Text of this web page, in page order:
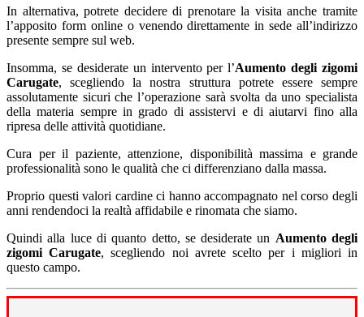
In alternativa, potrete decidere di prenotare la visita anche tramite
l’apposito form online o venendo direttamente in sede all’indirizzo
presente sempre sul web.
Insomma, se desiderate un intervento per l’Aumento degli zigomi
Carugate, scegliendo la nostra struttura potrete essere sempre
assolutamente sicuri che l’operazione sarà svolta da uno specialista
della materia sempre in grado di assistervi e di aiutarvi fino alla
ripresa delle attività quotidiane.
Cura per il paziente, attenzione, disponibilità massima e grande
professionalità sono le qualità che ci differenziano dalla massa.
Proprio questi valori cardine ci hanno accompagnato nel corso degli
anni rendendoci la realtà affidabile e rinomata che siamo.
Quindi alla luce di quanto detto, se desiderate un Aumento degli
zigomi Carugate, scegliendo noi avrete scelto per i migliori in
questo campo.